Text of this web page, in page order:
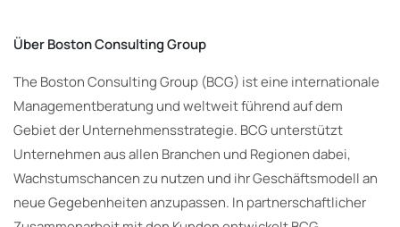
Über Boston Consulting Group
The Boston Consulting Group (BCG) ist eine internationale
Managementberatung und weltweit führend auf dem
Gebiet der Unternehmensstrategie. BCG unterstützt
Unternehmen aus allen Branchen und Regionen dabei,
Wachstumschancen zu nutzen und ihr Geschäftsmodell an
neue Gegebenheiten anzupassen. In partnerschaftlicher